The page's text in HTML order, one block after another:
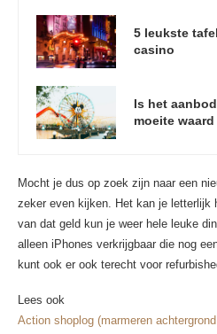
5 leukste
casino
Is het
moeite
Mocht je dus op zoek zijn naar een
zeker even kijken. Het kan je letterlijk
van dat geld kun je weer hele leuke
alleen iPhones verkrijgbaar die nog
kunt ook er ook terecht voor
Lees ook
Action shoplog (marmeren